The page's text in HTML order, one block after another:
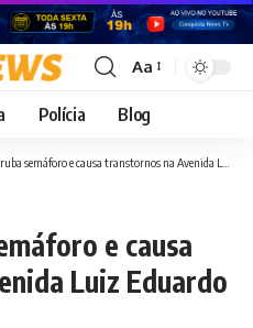
Font
Resizer
Aa
Polícia Blog
e causa transtornos na Avenida Luiz Eduardo Magalhães
e causa
Luiz Eduardo